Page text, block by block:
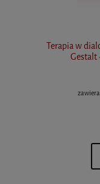
Terapia w
Gestalt